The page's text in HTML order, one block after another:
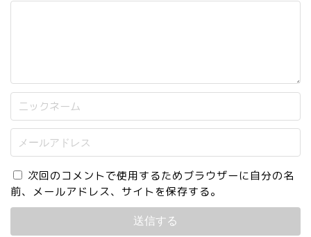
次回のコメントで使用するためブラウザーに自分の名
前、メールアドレス、サイトを保存する。